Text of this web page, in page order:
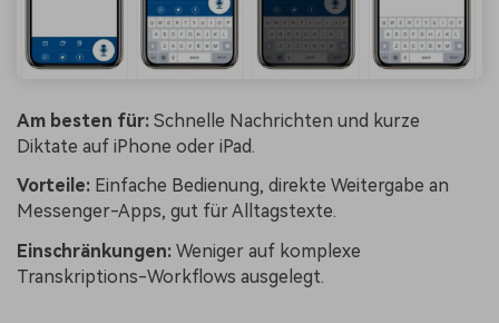
Am besten für: Schnelle Nachrichten und kurze
Diktate auf iPhone oder iPad.
Vorteile: Einfache Bedienung, direkte Weitergabe an
Messenger-Apps, gut für Alltagstexte.
Einschränkungen: Weniger auf komplexe
Transkriptions-Workflows ausgelegt.